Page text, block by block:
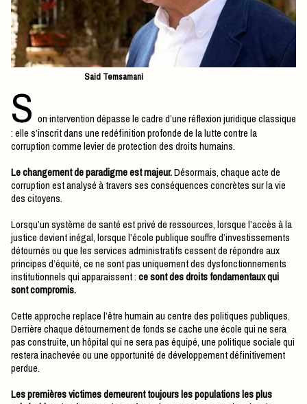
Said Temsamani
S on intervention dépasse le cadre d’une réflexion juridique classique
: elle s’inscrit dans une redéfinition profonde de la lutte contre la
corruption comme levier de protection des droits humains.
Le changement de paradigme est majeur.Désormais, chaque acte de
corruption est analysé à travers ses conséquences concrètes sur la vie
des citoyens.
Lorsqu’un système de santé est privé de ressources, lorsque l’accès à la
justice devient inégal, lorsque l’école publique souffre d’investissements
détournés ou que les services administratifs cessent de répondre aux
principes d’équité, ce ne sont pas uniquement des dysfonctionnements
institutionnels qui apparaissent :ce sont des droits fondamentaux qui
sont compromis.
Cette approche replace l’être humain au centre des politiques publiques.
Derrière chaque détournement de fonds se cache une école qui ne sera
pas construite, un hôpital qui ne sera pas équipé, une politique sociale qui
restera inachevée ou une opportunité de développement définitivement
perdue.
Les premières victimes demeurent toujours les populations les plus